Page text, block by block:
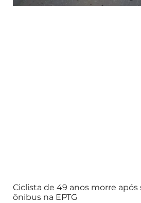
Ciclista de 49 anos morre
ônibus na EPTG